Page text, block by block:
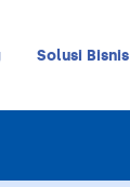
Solusi Bisnis